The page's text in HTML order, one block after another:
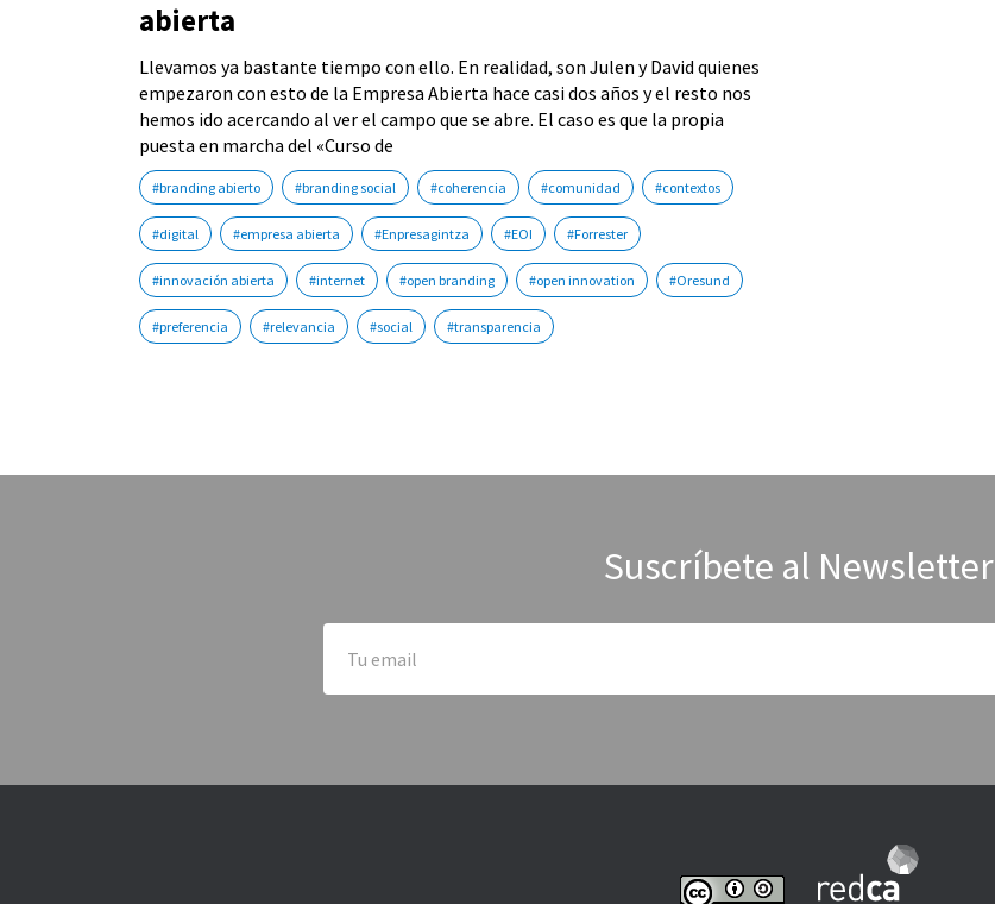
abierta
Llevamos ya bastante tiempo con ello. En realidad, son Julen y David quienes
empezaron con esto de la Empresa Abierta hace casi dos años y el resto nos
hemos ido acercando al ver el campo que se abre. El caso es que la propia
puesta en marcha del «Curso de
#branding abierto #branding social #coherencia #comunidad #contextos
#digital #empresa abierta #Enpresagintza #EOI #Forrester
#innovación abierta #internet #open branding #open innovation #Oresund
#preferencia #relevancia #social #transparencia
Suscríbete al Newsletter